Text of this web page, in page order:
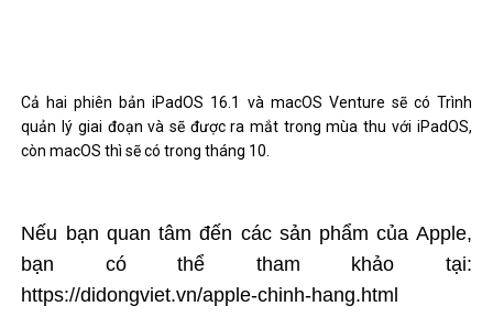
Cả hai phiên bản iPadOS 16.1 và macOS Venture sẽ có Trình
quản lý giai đoạn và sẽ được ra mắt trong mùa thu với iPadOS,
còn macOS thì sẽ có trong tháng 10.
Nếu bạn quan tâm đến các sản phẩm của Apple,
bạn có thể tham khảo tại:
https://didongviet.vn/apple-chinh-hang.html